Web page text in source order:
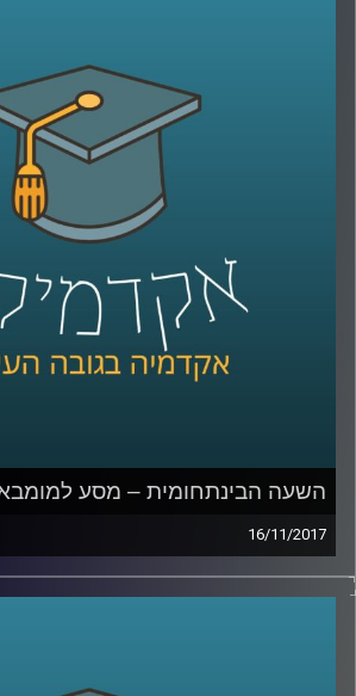
של הילרי קלינטון. נשמע מופרך?
התוצאות של כמויות הפייק ניוז
הרשת בשנים האחרונות. ד"ר צחי
היקף התופעה, על האתגרים
הרצון האנושי, שעדיין קיים,
קרדיט תמונות: AudioVersity
השעה הבינתחומית – מסע
16/11/2017
היא אחת מהערים הגדולות
פסוואני שבו מסיור במומבאיי